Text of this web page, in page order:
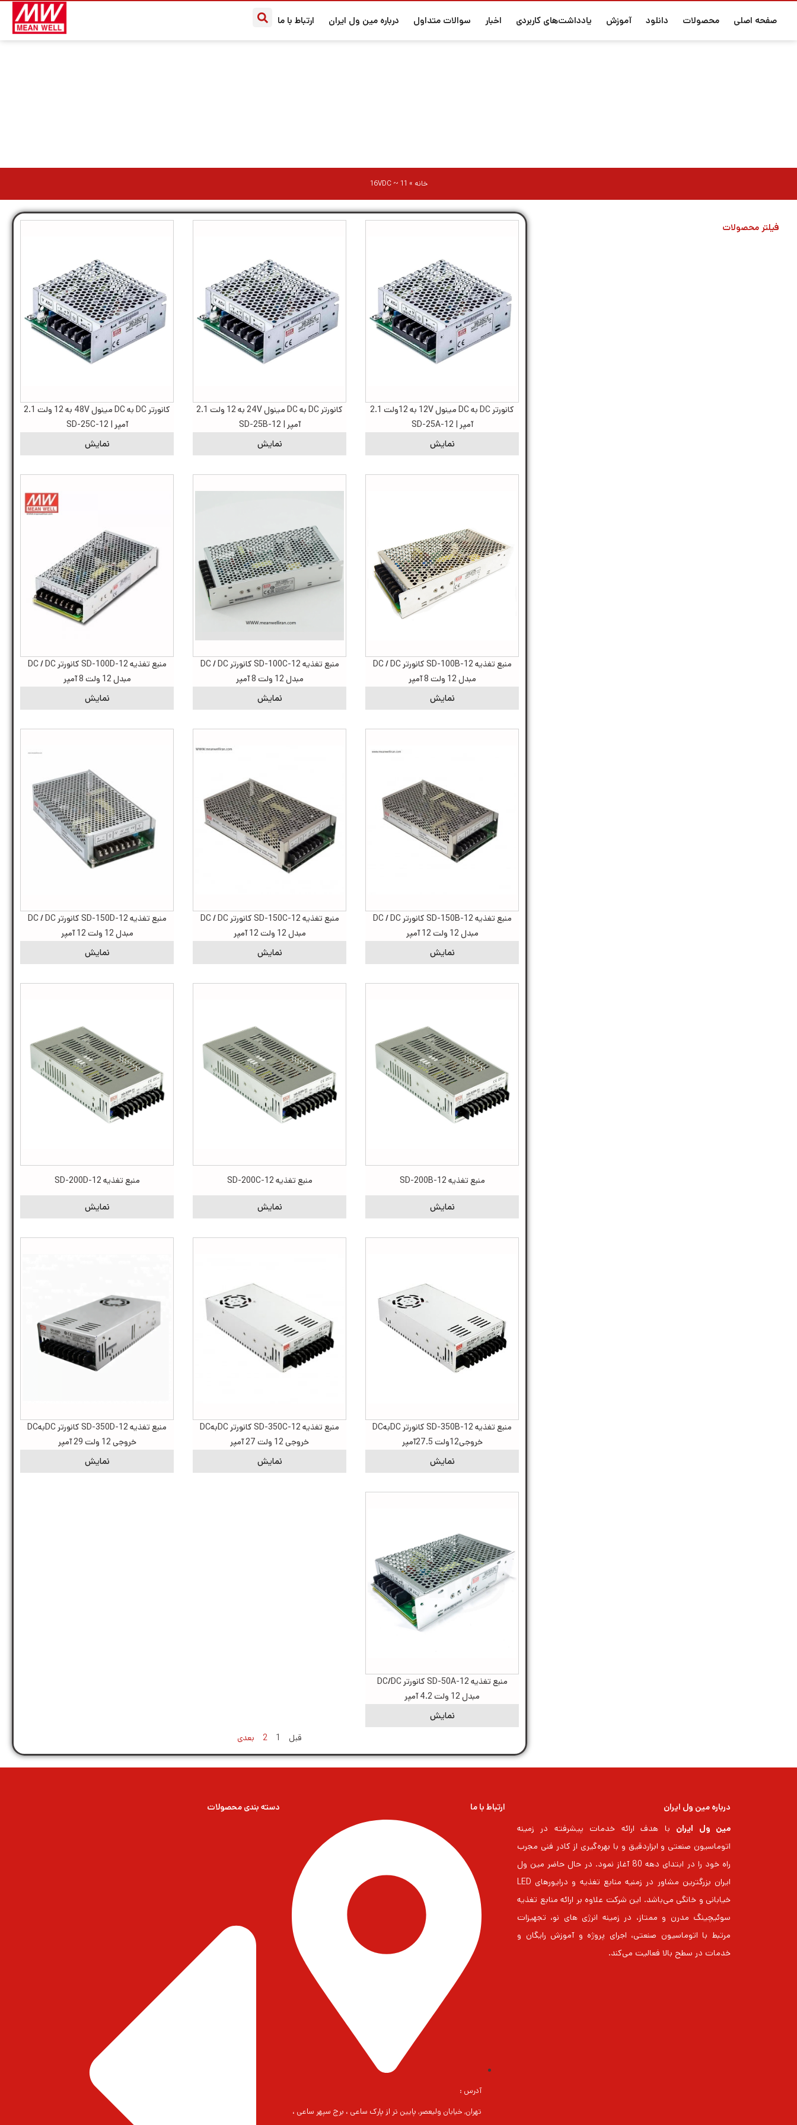
صفحه اصلی محصولات دانلود آموزش یادداشت‌های کاربردی اخبار سوالات متداول درباره مین ول ایران ارتباط با ما
خانه »
11 ~ 16VDC
فیلتر محصولات
کانورتر DC به DC مینول 12V به 12ولت 2.1
آمپر | SD-25A-12
نمایش
کانورتر DC به DC مینول 24V به 12 ولت 2.1
آمپر | SD-25B-12
نمایش
کانورتر DC به DC مینول 48V به 12 ولت 2.1
آمپر | SD-25C-12
نمایش
منبع تغذیه SD-100B-12 کانورتر DC / DC
مبدل 12 ولت 8 آمپر
نمایش
منبع تغذیه SD-100C-12 کانورتر DC / DC
مبدل 12 ولت 8 آمپر
نمایش
منبع تغذیه SD-100D-12 کانورتر DC / DC
مبدل 12 ولت 8 آمپر
نمایش
منبع تغذیه SD-150B-12 کانورتر DC / DC
مبدل 12 ولت 12 آمپر
نمایش
منبع تغذیه SD-150C-12 کانورتر DC / DC
مبدل 12 ولت 12 آمپر
نمایش
منبع تغذیه SD-150D-12 کانورتر DC / DC
مبدل 12 ولت 12 آمپر
نمایش
منبع تغذیه SD-200B-12
نمایش
منبع تغذیه SD-200C-12
نمایش
منبع تغذیه SD-200D-12
نمایش
منبع تغذیه SD-350B-12 کانورتر DCبهDC
خروجی12ولت 27.5آمپر
نمایش
منبع تغذیه SD-350C-12 کانورتر DCبهDC
خروجی 12 ولت 27 آمپر
نمایش
منبع تغذیه SD-350D-12 کانورتر DCبهDC
خروجی 12 ولت 29 آمپر
نمایش
منبع تغذیه SD-50A-12 کانورتر DC/DC
مبدل 12 ولت 4.2 آمپر
نمایش
قبل 1
2 بعدی
درباره مین ول ایران
مین ول ایران با هدف ارائه خدمات پیشرفته در زمینه
اتوماسیون صنعتی و ابزاردقیق و با بهره‌گیری از کادر فنی مجرب
راه خود را در ابتدای دهه 80 آغاز نمود. در حال حاضر مین ول
ایران بزرگترین مشاور در زمنیه منابع تغذیه و درایورهای LED
خیابانی و خانگی می‌باشد. این شرکت علاوه بر ارائه منابع تغذیه
سوئیچینگ مدرن و ممتاز، در زمینه انرژی های نو، تجهیزات
مرتبط با اتوماسیون صنعتی، اجرای پروژه و آموزش رایگان و
خدمات در سطح بالا فعالیت می‌کند.
ارتباط با ما
آدرس :
تهران, خیابان ولیعصر, پایین تر از پارک ساعی ، برج سپهر ساعی ،
دسته بندی محصولات